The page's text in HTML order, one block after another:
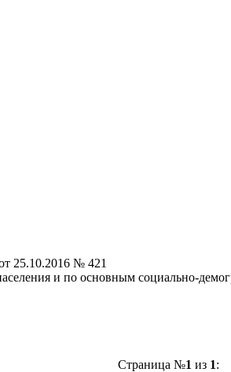
25.10.2016 № 421
и по основным социально-
Страница №1 из 1: